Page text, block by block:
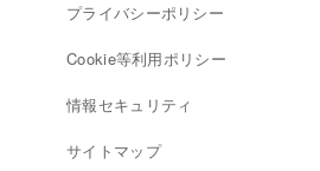
プライバシーポリシー
Cookie等利用ポリシー
情報セキュリティ
サイトマップ